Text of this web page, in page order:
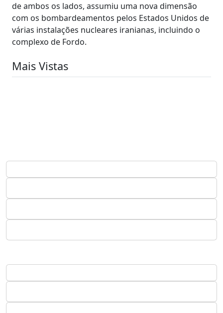
de ambos os lados, assumiu uma nova dimensão
com os bombardeamentos pelos Estados Unidos de
várias instalações nucleares iranianas, incluindo o
complexo de Fordo.
Mais Vistas